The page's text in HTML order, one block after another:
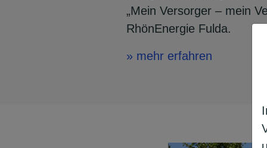
„Mein Versorger – mein
RhönEnergie Fulda.
» mehr erfahren